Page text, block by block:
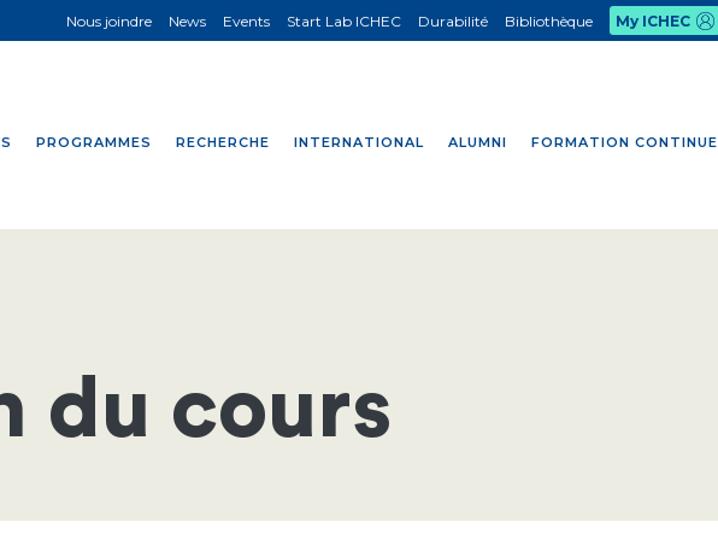
PROGRAMMES RECHERCHE INTERNATIONAL ALUMNI FORMATION CONTINUE
Nous joindre News Events Start Lab ICHEC Durabilité Bibliothèque My ICHEC
du cours